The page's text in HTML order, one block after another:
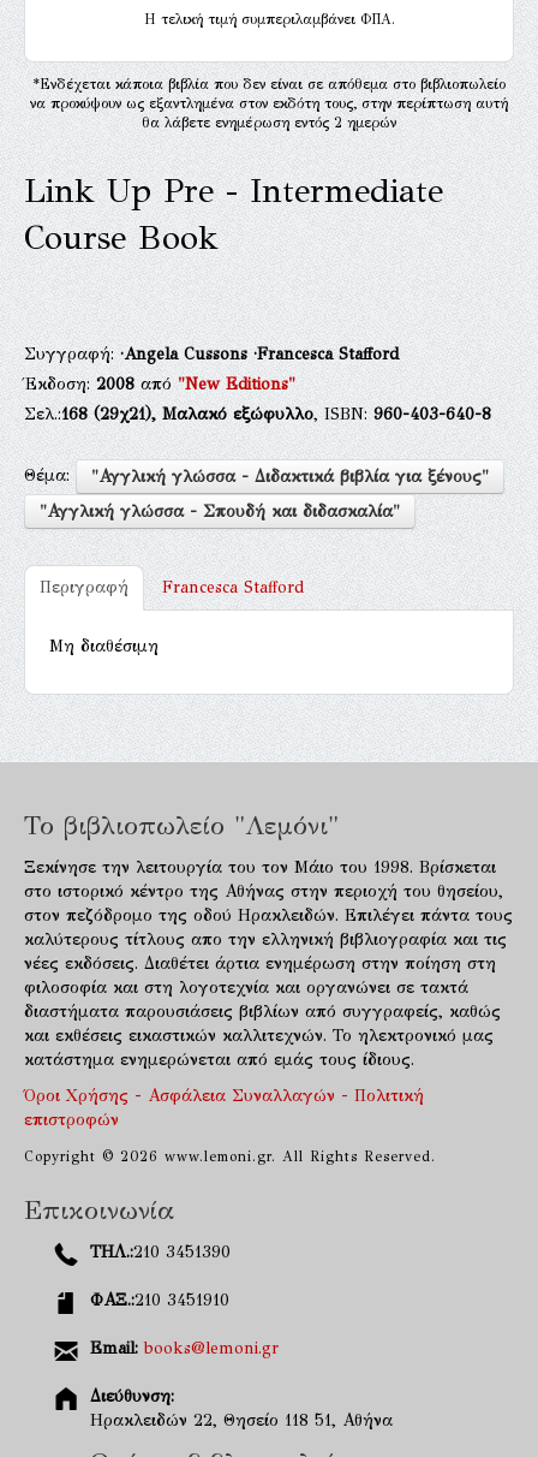
H τελική τιμή συμπεριλαμβάνει ΦΠΑ.
*Ενδέχεται κάποια βιβλία που δεν είναι σε απόθεμα στο βιβλιοπωλείο
να προκύψουν ως εξαντλημένα στον εκδότη τους, στην περίπτωση αυτή
θα λάβετε ενημέρωση εντός 2 ημερών
Link Up Pre - Intermediate
Course Book
Συγγραφή:·Angela Cussons·Francesca Stafford
Έκδοση:2008από"New Editions"
Σελ.:168(29χ21), Μαλακό εξώφυλλο, ISBN:960-403-640-8
Θέμα:
"Αγγλική γλώσσα - Διδακτικά βιβλία για ξένους"
"Αγγλική γλώσσα - Σπουδή και διδασκαλία"
Περιγραφή Francesca Stafford
Μη διαθέσιμη
Το βιβλιοπωλείο "Λεμόνι"
Ξεκίνησε την λειτουργία του τον Μάιο του 1998. Βρίσκεται
στο ιστορικό κέντρο της Αθήνας στην περιοχή του θησείου,
στον πεζόδρομο της οδού Ηρακλειδών. Επιλέγει πάντα τους
καλύτερους τίτλους απο την ελληνική βιβλιογραφία και τις
νέες εκδόσεις. Διαθέτει άρτια ενημέρωση στην ποίηση στη
φιλοσοφία και στη λογοτεχνία και οργανώνει σε τακτά
διαστήματα παρουσιάσεις βιβλίων από συγγραφείς, καθώς
και εκθέσεις εικαστικών καλλιτεχνών. Το ηλεκτρονικό μας
κατάστημα ενημερώνεται από εμάς τους ίδιους.
Όροι Χρήσης - Ασφάλεια Συναλλαγών - Πολιτική
επιστροφών
Copyright © 2026 www.lemoni.gr. All Rights Reserved.
Επικοινωνία
ΤΗΛ.:210 3451390
ΦΑΞ.:210 3451910
Email: books@lemoni.gr
Διεύθυνση:
Ηρακλειδών 22, Θησείο 118 51, Αθήνα